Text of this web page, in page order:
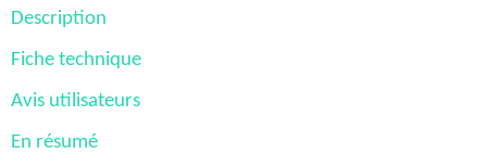
Description
Fiche technique
Avis utilisateurs
En résumé